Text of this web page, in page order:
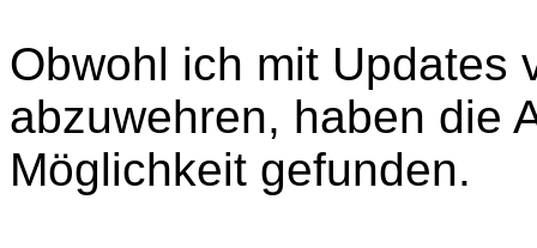
Obwohl ich mit Updates
abzuwehren, haben die
Möglichkeit gefunden.